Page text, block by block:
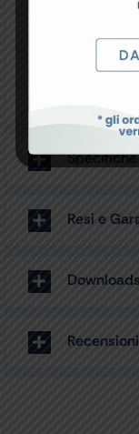
Forniti con
astuccio
morbide e 2
NL, PL, CZ, BG,
Resi e
Downloads
Recensioni